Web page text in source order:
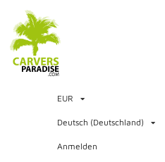
EUR
Deutsch (Deutschland)
Anmelden